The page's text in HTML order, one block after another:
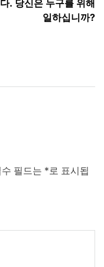
. 당신은 누구를 위해
일하십니까?
수 필드는 *로 표시됩